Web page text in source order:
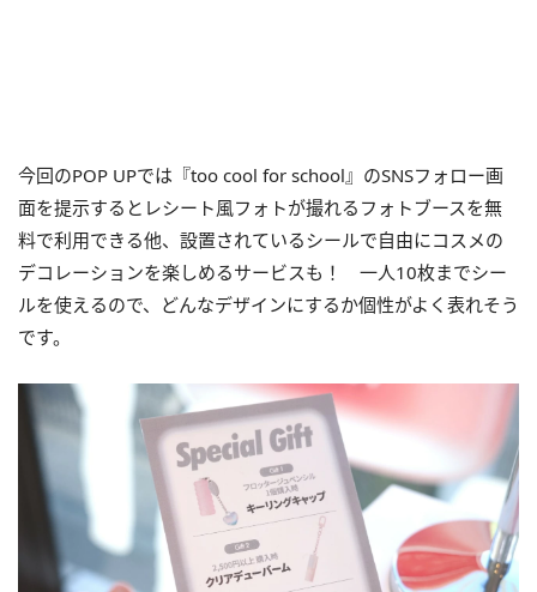
今回のPOP UPでは『too cool for school』のSNSフォロー画
面を提示するとレシート風フォトが撮れるフォトブースを無
料で利用できる他、設置されているシールで自由にコスメの
デコレーションを楽しめるサービスも！ 一人10枚までシー
ルを使えるので、どんなデザインにするか個性がよく表れそう
です。